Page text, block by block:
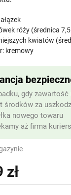
zł
róży (średnica
kwiatów
kremowy
gdy
środków za
nowego towaru
aż firma